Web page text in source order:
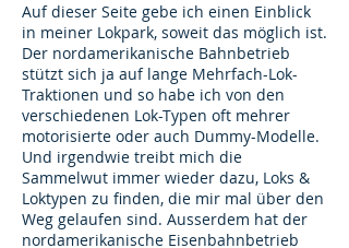
Auf dieser Seite gebe ich einen Einblick
in meiner Lokpark, soweit das möglich ist.
Der nordamerikanische Bahnbetrieb
stützt sich ja auf lange Mehrfach-Lok-
Traktionen und so habe ich von den
verschiedenen Lok-Typen oft mehrer
motorisierte oder auch Dummy-Modelle.
Und irgendwie treibt mich die
Sammelwut immer wieder dazu, Loks &
Loktypen zu finden, die mir mal über den
Weg gelaufen sind. Ausserdem hat der
nordamerikanische Eisenbahnbetrieb